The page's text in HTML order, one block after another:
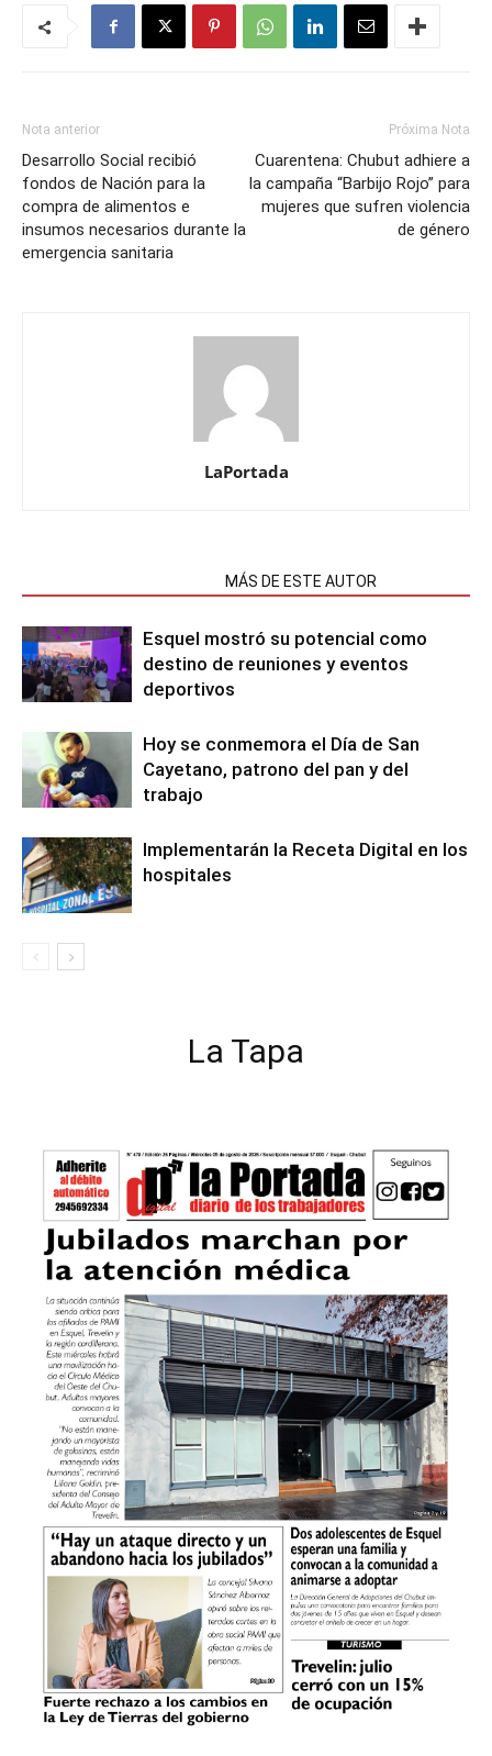
Nota anterior
Desarrollo Social recibió
fondos de Nación para la
compra de alimentos e
insumos necesarios durante la
emergencia sanitaria
Próxima Nota
Cuarentena: Chubut adhiere a
la campaña “Barbijo Rojo” para
mujeres que sufren violencia
de género
LaPortada
MÁS DE ESTE AUTOR
Esquel mostró su potencial como
destino de reuniones y eventos
deportivos
Hoy se conmemora el Día de San
Cayetano, patrono del pan y del
trabajo
Implementarán la Receta Digital en los
hospitales
La Tapa